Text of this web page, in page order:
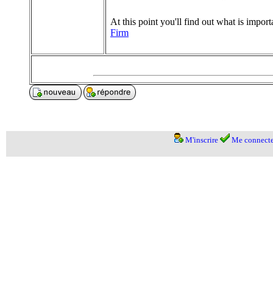
At this point you'll find out what is
Firm
M'inscrire Me